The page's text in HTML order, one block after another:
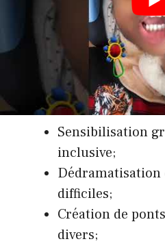
l’échange entre des
très divers. Ces
des lieux
se conjugue avec
pluralité des
Sensibilisation
inclusive;
Dédramatisation
difficiles;
Création de
divers;